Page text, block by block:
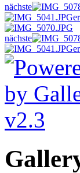
nächste
nächste